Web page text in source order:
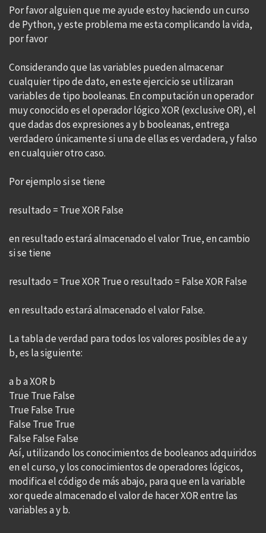
Por favor alguien que me ayude estoy haciendo un curso
de Python, y este problema me esta complicando la vida,
por favor
Considerando que las variables pueden almacenar
cualquier tipo de dato, en este ejercicio se utilizaran
variables de tipo booleanas. En computación un operador
muy conocido es el operador lógico XOR (exclusive OR), el
que dadas dos expresiones a y b booleanas, entrega
verdadero únicamente si una de ellas es verdadera, y falso
en cualquier otro caso.
Por ejemplo si se tiene
resultado = True XOR False
en resultado estará almacenado el valor True, en cambio
si se tiene
resultado = True XOR True o resultado = False XOR False
en resultado estará almacenado el valor False.
La tabla de verdad para todos los valores posibles de a y
b, es la siguiente:
a b a XOR b
True True False
True False True
False True True
False False False
Así, utilizando los conocimientos de booleanos adquiridos
en el curso, y los conocimientos de operadores lógicos,
modifica el código de más abajo, para que en la variable
xor quede almacenado el valor de hacer XOR entre las
variables a y b.